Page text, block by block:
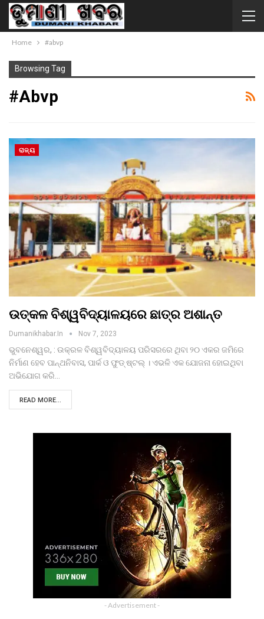
Home #abvp
Browsing Tag
#abvp
ରାଜ୍ୟ
ଉତ୍କଳ ବିଶ୍ୱବିଦ୍ୟାଳୟରେ ଛାତ୍ର ଅଶାନ୍ତ
Dumanikhabar.in Nov 7, 2023
ଭୁବନେଶ୍ୱର, : ଉକ୍ରଳ ବିଶ୍ୱବିଦ୍ୟାଳୟ ପରିସରରେ ଥିବା ୨୦ ଏକର ଜମିରେ
ନିର୍ମାଣ ହେବ ପାନ୍ଥନିବାସ, ପାର୍କ ଓ ଫୁଡ୍‌ ଷ୍ଟଲ୍‌ । ଏଭଳି ଏକ ଯୋଜନା ହୋଇଥିବା
ଅଭିଯୋଗ କରି…
READ MORE...
- Advertisement -